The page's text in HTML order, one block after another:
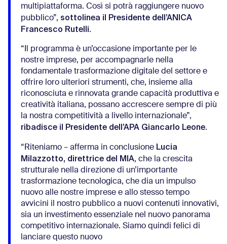
multipiattaforma. Così si potrà raggiungere nuovo
pubblico”, sottolinea il Presidente dell’ANICA
Francesco Rutelli.
“Il programma è un’occasione importante per le
nostre imprese, per accompagnarle nella
fondamentale trasformazione digitale del settore e
offrire loro ulteriori strumenti, che, insieme alla
riconosciuta e rinnovata grande capacità produttiva e
creatività italiana, possano accrescere sempre di più
la nostra competitività a livello internazionale”,
ribadisce il Presidente dell’APA Giancarlo Leone.
“Riteniamo – afferma in conclusione Lucia
Milazzotto, direttrice del MIA, che la crescita
strutturale nella direzione di un’importante
trasformazione tecnologica, che dia un impulso
nuovo alle nostre imprese e allo stesso tempo
avvicini il nostro pubblico a nuovi contenuti innovativi,
sia un investimento essenziale nel nuovo panorama
competitivo internazionale. Siamo quindi felici di
lanciare questo nuovo